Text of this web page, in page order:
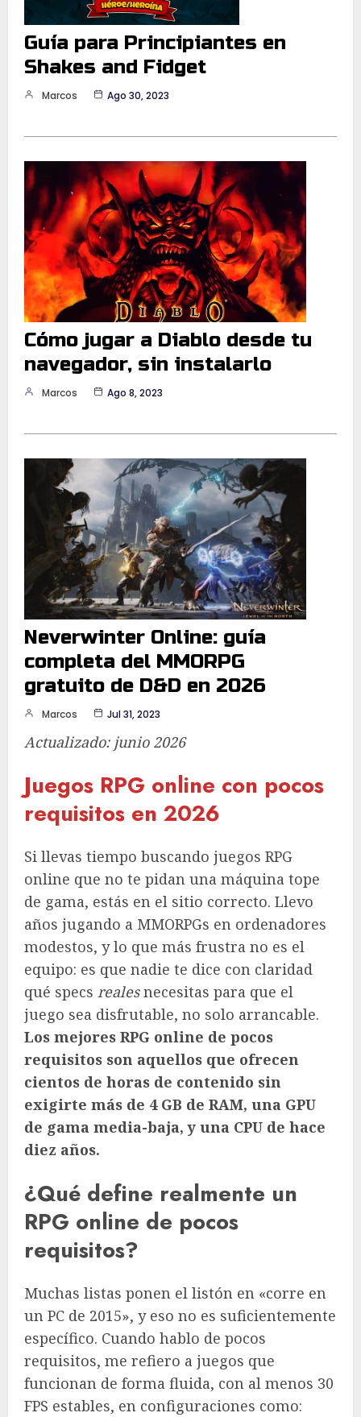
Guía para Principiantes en
Shakes and Fidget
Marcos Ago 30, 2023
Cómo jugar a Diablo desde tu
navegador, sin instalarlo
Marcos Ago 8, 2023
Neverwinter Online: guía
completa del MMORPG
gratuito de D&D en 2026
Marcos Jul 31, 2023
Actualizado: junio 2026
Juegos RPG online con pocos
requisitos en 2026
Si llevas tiempo buscando juegos RPG
online que no te pidan una máquina tope
de gama, estás en el sitio correcto. Llevo
años jugando a MMORPGs en ordenadores
modestos, y lo que más frustra no es el
equipo: es que nadie te dice con claridad
qué specs realesnecesitas para que el
juego sea disfrutable, no solo arrancable.
Los mejores RPG online de pocos
requisitos son aquellos que ofrecen
cientos de horas de contenido sin
exigirte más de 4 GB de RAM, una GPU
de gama media-baja, y una CPU de hace
diez años.
¿Qué define realmente un
RPG online de pocos
requisitos?
Muchas listas ponen el listón en «corre en
un PC de 2015», y eso no es suficientemente
específico. Cuando hablo de pocos
requisitos, me refiero a juegos que
funcionan de forma fluida, con al menos 30
FPS estables, en configuraciones como: